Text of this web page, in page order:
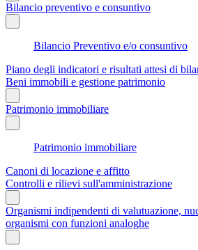
Bilancio preventivo e consuntivo
Bilancio Preventivo e/o consuntivo
Piano degli indicatori e risultati attesi di
Beni immobili e gestione patrimonio
Patrimonio immobiliare
Patrimonio immobiliare
Canoni di locazione e affitto
Controlli e rilievi sull'amministrazione
Organismi indipendenti di valutuazione,
organismi con funzioni analoghe